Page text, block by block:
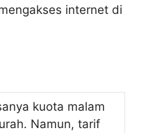
internet di
kuota malam
Namun, tarif